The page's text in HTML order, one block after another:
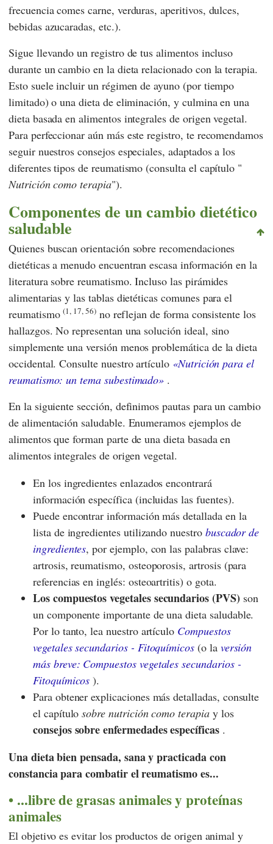
frecuencia comes carne, verduras, aperitivos, dulces,
bebidas azucaradas, etc.).
Sigue llevando un registro de tus alimentos incluso
durante un cambio en la dieta relacionado con la terapia.
Esto suele incluir un régimen de ayuno (por tiempo
limitado) o una dieta de eliminación, y culmina en una
dieta basada en alimentos integrales de origen vegetal.
Para perfeccionar aún más este registro, te recomendamos
seguir nuestros consejos especiales, adaptados a los
diferentes tipos de reumatismo (consulta el capítulo "
Nutrición como terapia").
Componentes de un cambio dietético
saludable
Quienes buscan orientación sobre recomendaciones
dietéticas a menudo encuentran escasa información en la
literatura sobre reumatismo. Incluso las pirámides
alimentarias y las tablas dietéticas comunes para el
reumatismo(1, 17, 56)no reflejan de forma consistente los
hallazgos. No representan una solución ideal, sino
simplemente una versión menos problemática de la dieta
occidental. Consulte nuestro artículo «Nutrición para el
reumatismo: un tema subestimado» .
En la siguiente sección, definimos pautas para un cambio
de alimentación saludable. Enumeramos ejemplos de
alimentos que forman parte de una dieta basada en
alimentos integrales de origen vegetal.
En los ingredientes enlazados encontrará
información específica (incluidas las fuentes).
Puede encontrar información más detallada en la
lista de ingredientes utilizando nuestro buscador de
ingredientes, por ejemplo, con las palabras clave:
artrosis, reumatismo, osteoporosis, artrosis (para
referencias en inglés: osteoartritis) o gota.
Los compuestos vegetales secundarios (PVS) son
un componente importante de una dieta saludable.
Por lo tanto, lea nuestro artículo Compuestos
vegetales secundarios - Fitoquímicos (o la versión
más breve: Compuestos vegetales secundarios -
Fitoquímicos ).
Para obtener explicaciones más detalladas, consulte
el capítulosobre nutrición como terapiay los
consejos sobre enfermedades específicas.
Una dieta bien pensada, sana y practicada con
constancia para combatir el reumatismo es...
...libre de grasas animales y proteínas
animales
El objetivo es evitar los productos de origen animal y